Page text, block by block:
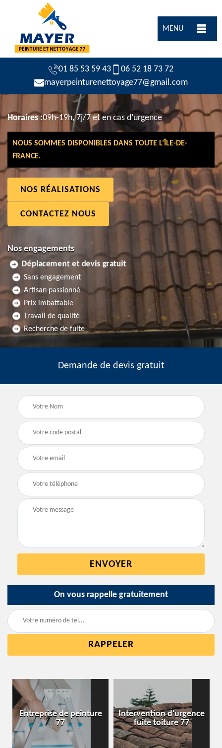
MENU
01 85 53 59 43
06 52 18 73 72
mayerpeinturenettoyage77@gmail.com
Horaires :09h-19h, 7j/7 et en cas d’urgence
NOUS SOMMES DISPONIBLES DANS TOUTE L’ÎLE-DE-
FRANCE.
NOS RÉALISATIONS
CONTACTEZ NOUS
Nos engagements
Déplacement et devis gratuit
Sans engagement
Artisan passionné
Prix imbattable
Travail de qualité
Recherche de fuite
Demande de devis gratuit
On vous rappelle gratuitement
Entreprise de peinture
77
Intervention d'urgence
fuite toiture 77